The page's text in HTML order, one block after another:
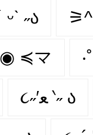
ᵕˋ ˶ა
≼マ
૮˶′ﻌ ‵˶ ა